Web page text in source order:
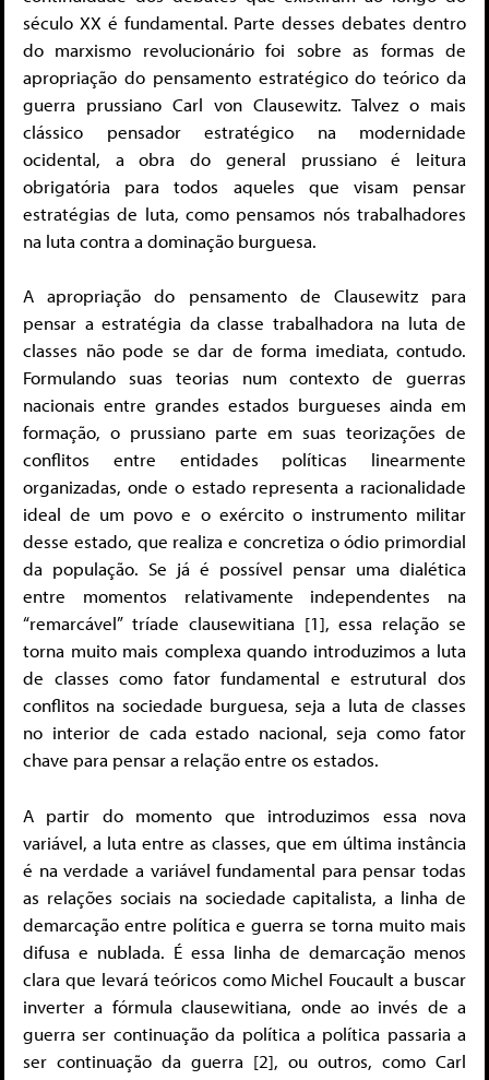
século XX é fundamental. Parte desses debates dentro
do marxismo revolucionário foi sobre as formas de
apropriação do pensamento estratégico do teórico da
guerra prussiano Carl von Clausewitz. Talvez o mais
clássico pensador estratégico na modernidade
ocidental, a obra do general prussiano é leitura
obrigatória para todos aqueles que visam pensar
estratégias de luta, como pensamos nós trabalhadores
na luta contra a dominação burguesa.
A apropriação do pensamento de Clausewitz para
pensar a estratégia da classe trabalhadora na luta de
classes não pode se dar de forma imediata, contudo.
Formulando suas teorias num contexto de guerras
nacionais entre grandes estados burgueses ainda em
formação, o prussiano parte em suas teorizações de
conflitos entre entidades políticas linearmente
organizadas, onde o estado representa a racionalidade
ideal de um povo e o exército o instrumento militar
desse estado, que realiza e concretiza o ódio primordial
da população. Se já é possível pensar uma dialética
entre momentos relativamente independentes na
“remarcável” tríade clausewitiana [1], essa relação se
torna muito mais complexa quando introduzimos a luta
de classes como fator fundamental e estrutural dos
conflitos na sociedade burguesa, seja a luta de classes
no interior de cada estado nacional, seja como fator
chave para pensar a relação entre os estados.
A partir do momento que introduzimos essa nova
variável, a luta entre as classes, que em última instância
é na verdade a variável fundamental para pensar todas
as relações sociais na sociedade capitalista, a linha de
demarcação entre política e guerra se torna muito mais
difusa e nublada. É essa linha de demarcação menos
clara que levará teóricos como Michel Foucault a buscar
inverter a fórmula clausewitiana, onde ao invés de a
guerra ser continuação da política a política passaria a
ser continuação da guerra [2], ou outros, como Carl